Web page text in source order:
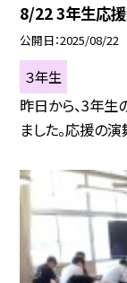
8/22 3年生応援
公開日 2025/08/22
３年生
昨日から、3年
ました。応援の